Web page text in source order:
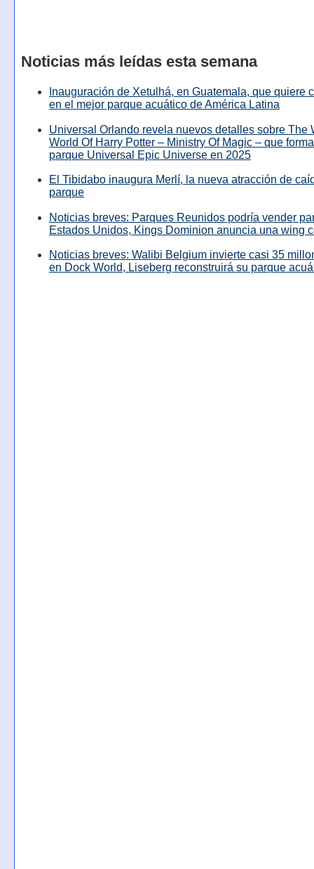
Noticias más leídas esta semana
Inauguración de Xetulhá, en Guatemala, que quiere
en el mejor parque acuático de América Latina
Universal Orlando revela nuevos detalles sobre The
World Of Harry Potter – Ministry Of Magic – que
parque Universal Epic Universe en 2025
El Tibidabo inaugura Merlí, la nueva atracción de
parque
Noticias breves: Parques Reunidos podría vender
Estados Unidos, Kings Dominion anuncia una wing
Noticias breves: Walibi Belgium invierte casi 35
en Dock World, Liseberg reconstruirá su parque